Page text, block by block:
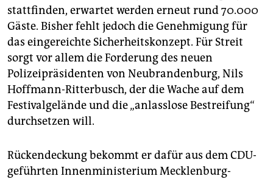
stattfinden, erwartet werden erneut rund 70.000
Gäste. Bisher fehlt jedoch die Genehmigung für
das eingereichte Sicherheitskonzept. Für Streit
sorgt vor allem die Forderung des neuen
Polizeipräsidenten von Neubrandenburg, Nils
Hoffmann-Ritterbusch, der die Wache auf dem
Festivalgelände und die „anlasslose Bestreifung“
durchsetzen will.
Rückendeckung bekommt er dafür aus dem CDU-
geführten Innenministerium Mecklenburg-